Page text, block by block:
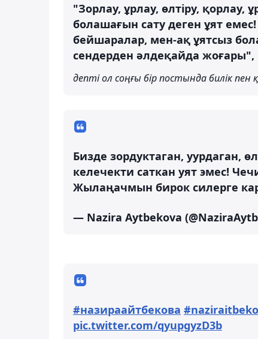
"Зорлау, ұрлау, өлтіру, қорлау,
болашағын сату деген ұят
бейшаралар, мен-ақ ұятсыз
сендерден әлдеқайда жоғары",
депті ол соңғы бір постында билік пен
Бизде зордуктаган, уурдаган,
келечекти саткан уят эмес!
Жылаңачмын бирок силерге
— Nazira Aytbekova
#назираайтбекова
pic.twitter.com/qyupgyzD3b